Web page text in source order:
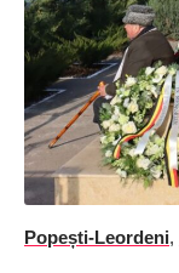
Popești-Leordeni,